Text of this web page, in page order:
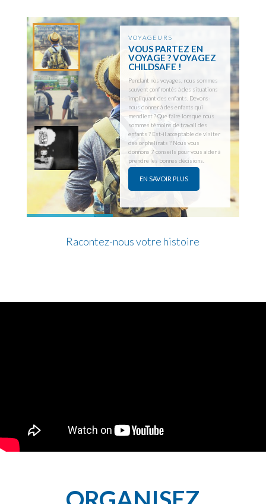
Racontez-nous votre histoire